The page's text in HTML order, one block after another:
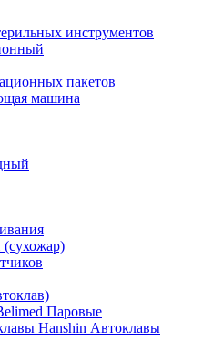
инструментов
пакетов
машина
Паровые
Hanshin Автоклавы